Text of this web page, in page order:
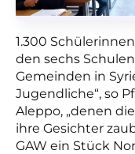
1.300
den sechs
Gemeinden in
Jugendliche“, so
Aleppo, „denen
ihre Gesichter
GAW ein Stück